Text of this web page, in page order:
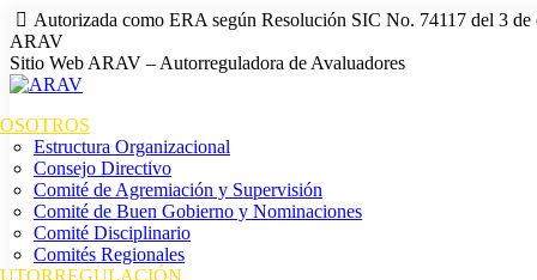
Autorizada como ERA según Resolución SIC No. 74117 del 3 de
ARAV
Sitio Web ARAV – Autorreguladora de Avaluadores
Estructura Organizacional
Consejo Directivo
Comité de Agremiación y Supervisión
Comité de Buen Gobierno y Nominaciones
Comité Disciplinario
Comités Regionales